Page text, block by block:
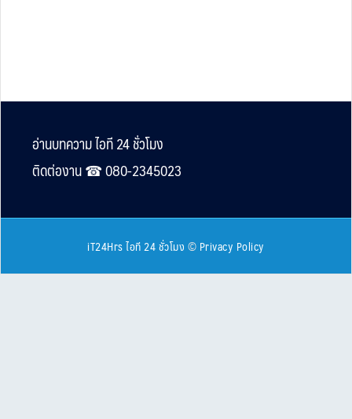
Footer
อ่านบทความ ไอที 24 ชั่วโมง
ติดต่องาน ☎︎ 080-2345023
iT24Hrs ไอที 24 ชั่วโมง © Privacy Policy